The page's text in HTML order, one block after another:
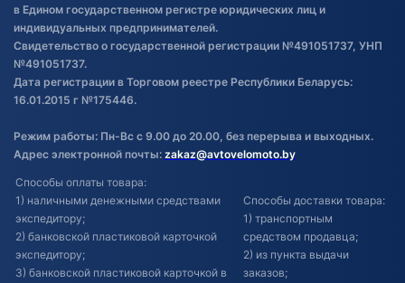
в Едином государственном регистре юридических лиц и
индивидуальных предпринимателей.
Свидетельство о государственной регистрации №491051737, УНП
№491051737.
Дата регистрации в Торговом реестре Республики Беларусь:
16.01.2015 г №175446.
Режим работы: Пн-Вс с 9.00 до 20.00, без перерыва и выходных.
Адрес электронной почты: zakaz@avtovelomoto.by
Способы оплаты товара:
1) наличными денежными средствами
экспедитору;
2) банковской пластиковой карточкой
экспедитору;
3) банковской пластиковой карточкой в
Способы доставки товара:
1) транспортным
средством продавца;
2) из пункта выдачи
заказов;